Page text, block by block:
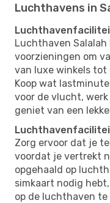
Luchthavens in
Luchthaven Salalah
voorzieningen om
van luxe winkels
Koop wat
voor de vlucht,
geniet van een
Zorg ervoor dat je
voordat je vertrekt
opgehaald op
simkaart nodig
op de luchthaven